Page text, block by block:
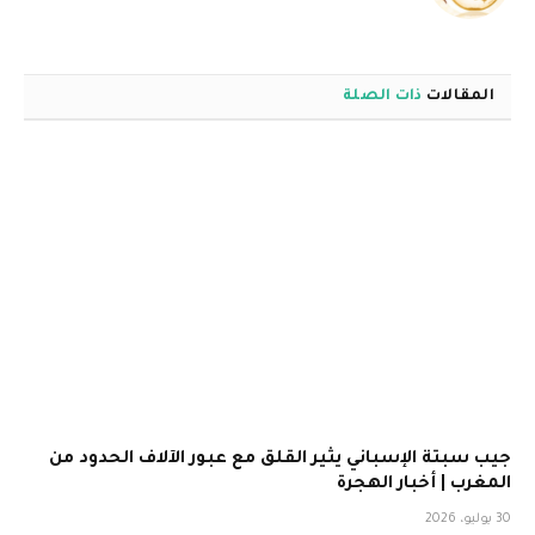
المقالات ذات الصلة
جيب سبتة الإسباني يثير القلق مع عبور الآلاف الحدود من
المغرب | أخبار الهجرة
30 يوليو، 2026